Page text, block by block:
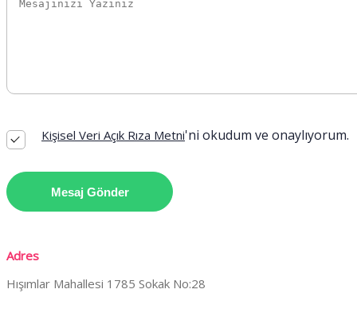
Kişisel Veri Açık Rıza Metni'ni okudum ve onaylıyorum.
Mesaj Gönder
Adres
Hışımlar Mahallesi 1785 Sokak No:28